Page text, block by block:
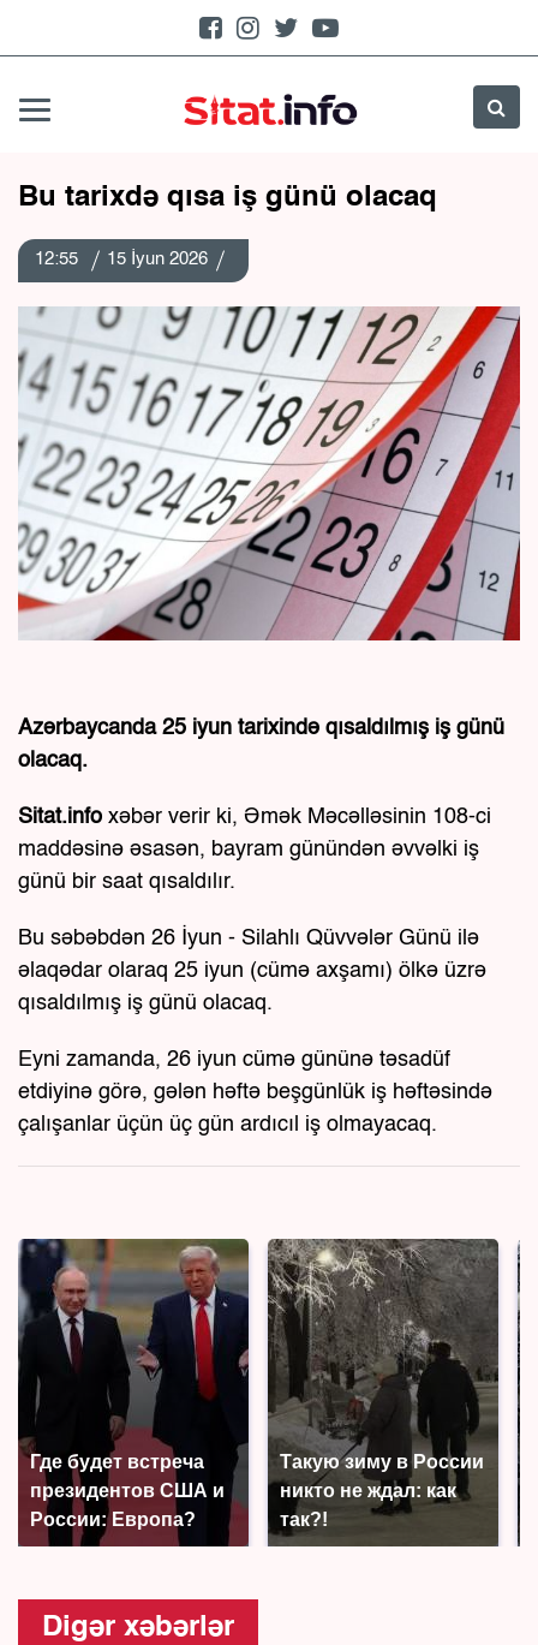
Bu tarixdə qısa iş günü olacaq
12:55 15 İyun 2026
Azərbaycanda 25 iyun tarixində qısaldılmış iş günü
olacaq.
Sitat.info xəbər verir ki, Əmək Məcəlləsinin 108-ci
maddəsinə əsasən, bayram günündən əvvəlki iş
günü bir saat qısaldılır.
Bu səbəbdən 26 İyun - Silahlı Qüvvələr Günü ilə
əlaqədar olaraq 25 iyun (cümə axşamı) ölkə üzrə
qısaldılmış iş günü olacaq.
Eyni zamanda, 26 iyun cümə gününə təsadüf
etdiyinə görə, gələn həftə beşgünlük iş həftəsində
çalışanlar üçün üç gün ardıcıl iş olmayacaq.
Где будет встреча
президентов США и
России: Европа?
Такую зиму в России
никто не ждал: как
так?!
Digər xəbərlər